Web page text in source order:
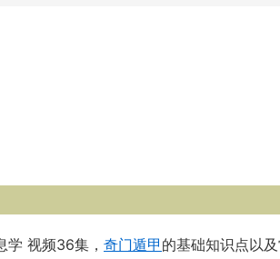
学 视频36集， 奇门遁甲 的基础知识点以